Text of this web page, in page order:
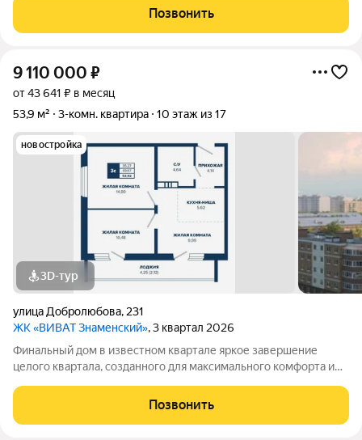
подземным паркингом, удобным выездом, в окружении
сложившейся инфраструктуры и всех
Позвонить
9 110 000 ₽
от 43 641 ₽ в месяц
53,9 м²
3-комн. квартира 10 этаж из 17
новостройка
3D-тур
улица Добролюбова, 231
ЖК «ВИВАТ Знаменский», 3 квартал 2026
Финальный дом в известном квартале яркое завершение
целого квартала, созданного для максимального комфорта и
благоустроенной территорией, современными зонами общего
пользования и панорамным
Позвонить